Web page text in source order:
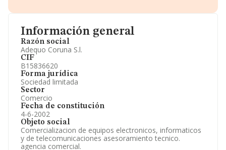
Información general
Razón social
Adequo Coruna S.l.
CIF
B15836620
Forma jurídica
Sociedad limitada
Sector
Comercio
Fecha de constitución
4-6-2002
Objeto social
Comercializacion de equipos electronicos, informaticos
y de telecomunicaciones asesoramiento tecnico.
agencia comercial.
Información oficial y registral complementaria.